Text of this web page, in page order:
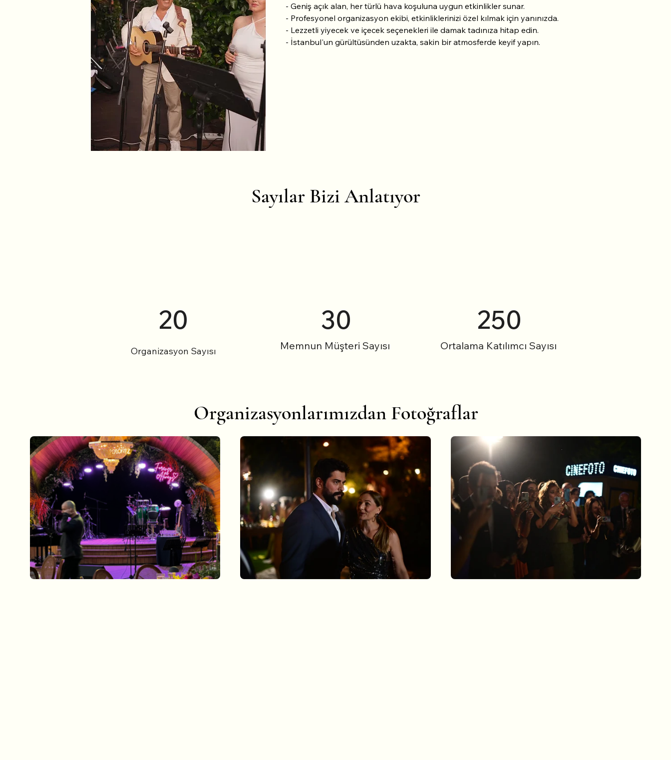
- Geniş açık alan, her türlü hava koşuluna uygun etkinlikler sunar.
- Profesyonel organizasyon ekibi, etkinliklerinizi özel kılmak için yanınızda.
- Lezzetli yiyecek ve içecek seçenekleri ile damak tadınıza hitap edin.
- İstanbul'un gürültüsünden uzakta, sakin bir atmosferde keyif yapın.
Sayılar Bizi Anlatıyor
20
Organizasyon Sayısı
30
Memnun Müşteri Sayısı
250
Ortalama Katılımcı Sayısı
Organizasyonlarımızdan Fotoğraflar